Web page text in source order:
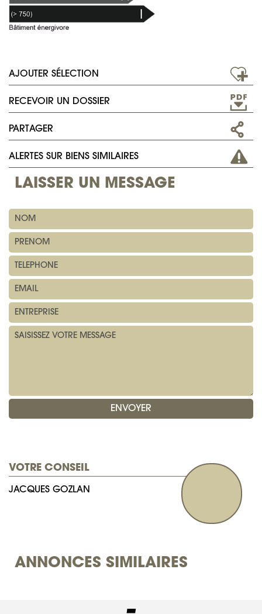
AJOUTER SÉLECTION
RECEVOIR UN DOSSIER
PARTAGER
ALERTES SUR BIENS SIMILAIRES
LAISSER UN MESSAGE
VOTRE CONSEIL
JACQUES GOZLAN
ANNONCES SIMILAIRES